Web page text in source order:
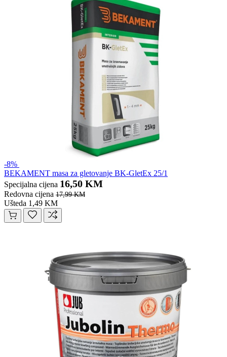
-8%
BEKAMENT masa za gletovanje BK-GletEx 25/1
Specijalna cijena 16,50 KM
Redovna cijena 17,99 KM
Ušteda 1,49 KM